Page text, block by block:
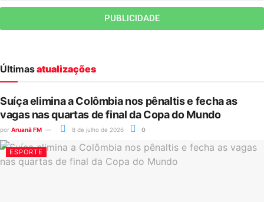
PUBLICIDADE
Últimasatualizações
Suíça elimina a Colômbia nos pênaltis e fecha as
vagas nas quartas de final da Copa do Mundo
por Aruanã FM 8 de julho de 2026 0
ESPORTE